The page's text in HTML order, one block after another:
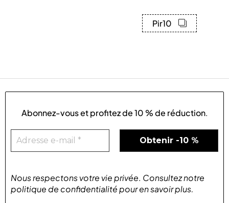
Pir10
Abonnez-vous et profitez de10 % de réduction.
Nous respectons votre vie privée. Consultez notre
politique de confidentialitépouren savoir plus.